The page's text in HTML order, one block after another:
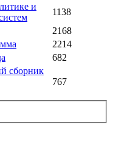
и
1138
2168
2214
682
сборник
767